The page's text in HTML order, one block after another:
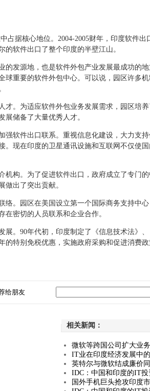
据核心地位。2004-2005财年，印度软件出
的软件出口了整个印度的半壁江山。
发源地，也是软件外包产业发展最成功的地
球重要的软件外包中心。可以说，园区许多
。为适应软件外包业务发展需求，园区培养
展储备了大量优秀人才。
软件出口联系。重视信息化建设，大力支持
。现在印度的卫星通讯设施和互联网不仅使
构。为了促进软件出口，政府成立了专门的
做出了突出贡献。
。园区在美国设立第一个国际商务支持中心
在密切的人员联系和企业合作。
。90年代初，印度制定了《信息技术法》、
的特别免税优惠，实施政府采购和促进消费
给朋友
相关新闻：
微软等跨国公司扩大业
IT业在印度经济发展中
英特尔与微软结成廉价
IDC：中国和印度的IT
国外手机巨头抢攻印度